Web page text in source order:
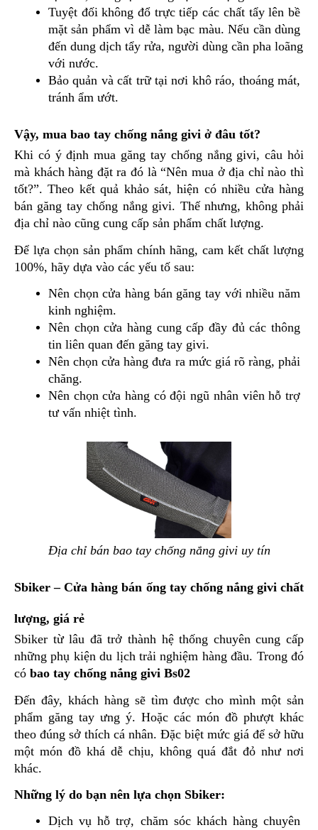
Tuyệt đối không đổ trực tiếp các chất tẩy lên bề
mặt sản phẩm vì dễ làm bạc màu. Nếu cần dùng
đến dung dịch tẩy rửa, người dùng cần pha loãng
với nước.
Bảo quản và cất trữ tại nơi khô ráo, thoáng mát,
tránh ẩm ướt.
Vậy, mua bao tay chống nắng givi ở đâu tốt?
Khi có ý định mua găng tay chống nắng givi, câu hỏi
mà khách hàng đặt ra đó là “Nên mua ở địa chỉ nào thì
tốt?”. Theo kết quả khảo sát, hiện có nhiều cửa hàng
bán găng tay chống nắng givi. Thế nhưng, không phải
địa chỉ nào cũng cung cấp sản phẩm chất lượng.
Để lựa chọn sản phẩm chính hãng, cam kết chất lượng
100%, hãy dựa vào các yếu tố sau:
Nên chọn cửa hàng bán găng tay với nhiều năm
kinh nghiệm.
Nên chọn cửa hàng cung cấp đầy đủ các thông
tin liên quan đến găng tay givi.
Nên chọn cửa hàng đưa ra mức giá rõ ràng, phải
chăng.
Nên chọn cửa hàng có đội ngũ nhân viên hỗ trợ
tư vấn nhiệt tình.
Địa chỉ bán bao tay chống nắng givi uy tín
Sbiker – Cửa hàng bán ống tay chống nắng givi chất
lượng, giá rẻ
Sbiker từ lâu đã trở thành hệ thống chuyên cung cấp
những phụ kiện du lịch trải nghiệm hàng đầu. Trong đó
có bao tay chống nắng givi Bs02
Đến đây, khách hàng sẽ tìm được cho mình một sản
phẩm găng tay ưng ý. Hoặc các món đồ phượt khác
theo đúng sở thích cá nhân. Đặc biệt mức giá để sở hữu
một món đồ khá dễ chịu, không quá đắt đỏ như nơi
khác.
Những lý do bạn nên lựa chọn Sbiker:
Dịch vụ hỗ trợ, chăm sóc khách hàng chuyên